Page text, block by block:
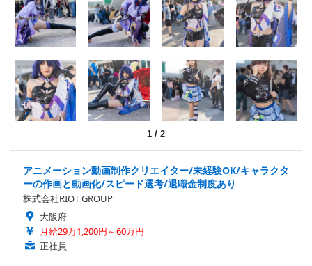
1 / 2
アニメーション動画制作クリエイター/未経験OK/キャラクタ
ーの作画と動画化/スピード選考/退職金制度あり
株式会社RIOT GROUP
大阪府
月給29万1,200円～60万円
正社員